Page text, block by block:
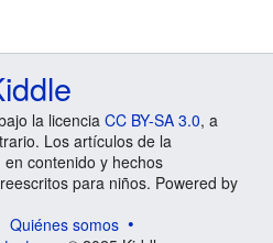
la licencia CC BY-SA 3.0, a
Los artículos de la
contenido y hechos
para niños. Powered by
Quiénes somos